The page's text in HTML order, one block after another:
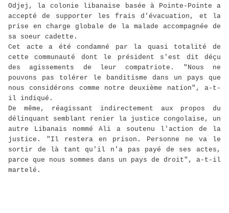
Odjej, la colonie libanaise basée à Pointe-Pointe a
accepté de supporter les frais d'évacuation, et la
prise en charge globale de la malade accompagnée de
sa soeur cadette.
Cet acte a été condamné par la quasi totalité de
cette communauté dont le président s'est dit déçu
des agissements de leur compatriote. "Nous ne
pouvons pas tolérer le banditisme dans un pays que
nous considérons comme notre deuxième nation", a-t-
il indiqué.
De même, réagissant indirectement aux propos du
délinquant semblant renier la justice congolaise, un
autre Libanais nommé Ali a soutenu l'action de la
justice. "Il restera en prison. Personne ne va le
sortir de là tant qu'il n'a pas payé de ses actes,
parce que nous sommes dans un pays de droit", a-t-il
martelé.